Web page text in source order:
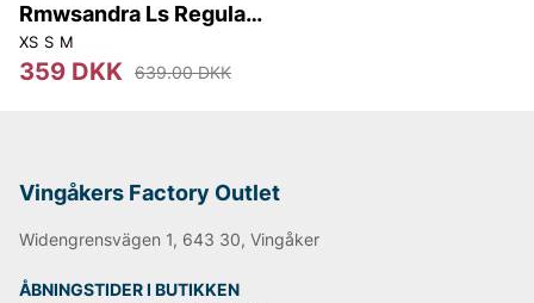
Rmwsandra Ls Regular
Cardigan
XS S M
359 DKK 639.00 DKK
Vingåkers Factory Outlet
Widengrensvägen 1, 643 30, Vingåker
ÅBNINGSTIDER I BUTIKKEN